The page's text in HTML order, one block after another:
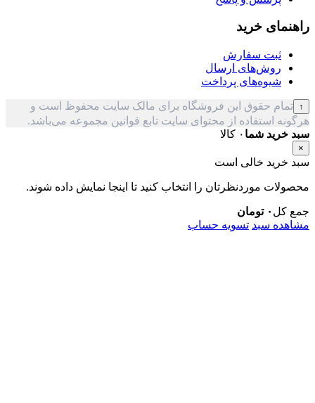
خرید
ثبت سفارش
روش‌های ارسال
شیوه‌های پرداخت
حقوق این فروشگاه برای مالک سایت محفوظ است و
استفاده از محتوای سایت تابع قوانین مجموعه می‌باشد.
شما۰ کالا
خالی است
موردنظرتان را انتخاب کنید تا اینجا نمایش داده شوند.
۰ تومان
سبد تسویه حساب